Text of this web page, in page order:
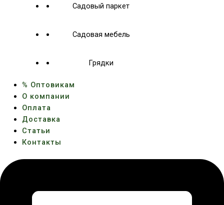
Садовый паркет
Садовая мебель
Грядки
% Оптовикам
О компании
Оплата
Доставка
Статьи
Контакты